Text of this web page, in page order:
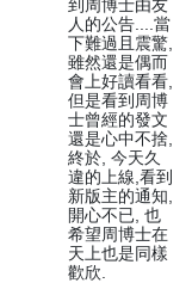
到周博士由友
人的公告....當
下難過且震驚,
雖然還是偶而
會上好讀看看,
但是看到周博
士曾經的發文
還是心中不捨,
終於, 今天久
違的上線,看到
新版主的通知,
開心不已, 也
希望周博士在
天上也是同樣
歡欣.